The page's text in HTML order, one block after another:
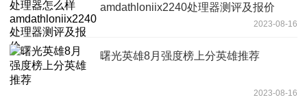
amdathloniix2240处理器测评及报价
2023-08-16
曙光英雄8月强度榜上分英雄推荐
2023-08-16